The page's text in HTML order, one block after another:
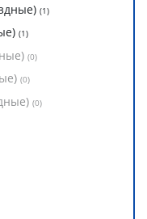
(1)
(1)
(0)
(0)
(0)